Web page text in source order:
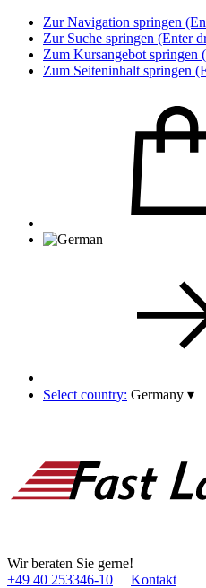
Zur Navigation springen
Zur Suche springen (Enter
Zum Kursangebot springen
Zum Seiteninhalt springen
Select country: Germany ▾
Wir beraten Sie gerne!
+49 40 253346­-10
Kontakt